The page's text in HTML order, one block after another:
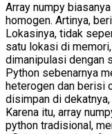
Array numpy
homogen. Artinya,
Lokasinya, tidak
satu lokasi di
dimanipulasi dengan
Python sebenarnya
heterogen dan berisi
disimpan di
Karena itu, array
python tradisional,